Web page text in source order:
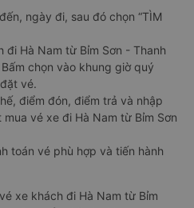
ngày đi, sau đó chọn “TÌM
đi Hà Nam từ Bỉm Sơn - Thanh
chọn vào khung giờ quý
vé.
điểm đón, điểm trả và nhập
vé xe đi Hà Nam từ Bỉm Sơn
toán vé phù hợp và tiến hành
xe khách đi Hà Nam từ Bỉm